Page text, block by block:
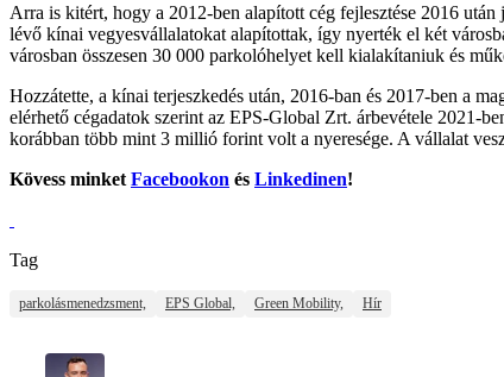
Arra is kitért, hogy a 2012-ben alapított cég fejlesztése 2016
lévő kínai vegyesvállalatokat alapítottak, így nyerték el két
városban összesen 30 000 parkolóhelyet kell kialakítaniuk és
Hozzátette, a kínai terjeszkedés után, 2016-ban és 2017-ben a
elérhető cégadatok szerint az EPS-Global Zrt. árbevétele 2021-
korábban több mint 3 millió forint volt a nyeresége. A vállalat
Kövess minket Facebookon és Linkedinen!
Tag
parkolásmenedzsment, EPS Global, Green Mobility, Hír